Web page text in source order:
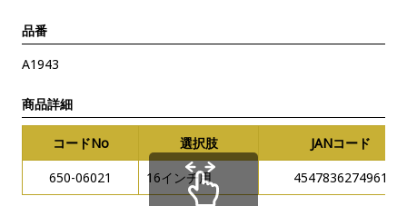
品番
A1943
商品詳細
コードNo 選択肢
JANコード
650-06021
16インチ用 4547836274961